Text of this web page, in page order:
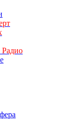
Радио